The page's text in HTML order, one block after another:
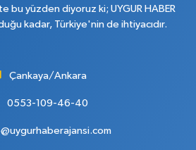
bu yüzden diyoruz ki; UYGUR HABER
kadar, Türkiye'nin de ihtiyacıdır.
Çankaya/Ankara
0553-109-46-40